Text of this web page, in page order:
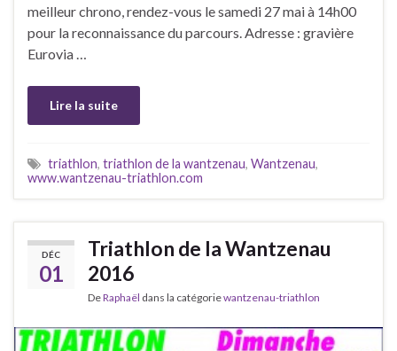
meilleur chrono, rendez-vous le samedi 27 mai à 14h00
pour la reconnaissance du parcours. Adresse : gravière
Eurovia …
Lire la suite
triathlon, triathlon de la wantzenau, Wantzenau,
www.wantzenau-triathlon.com
DÉC
01
Triathlon de la Wantzenau
2016
DeRaphaël dans la catégoriewantzenau-triathlon